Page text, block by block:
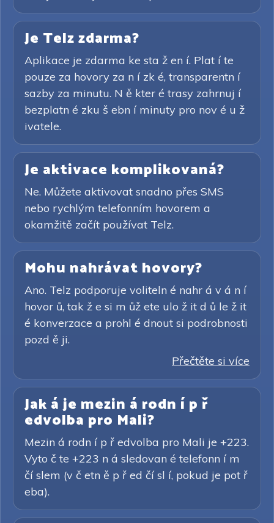
Je Telz zdarma?
Aplikace je zdarma ke sta ž en í. Plat í te
pouze za hovory za n í zk é, transparentn í
sazby za minutu. N ě kter é trasy zahrnuj í
bezplatn é zku š ebn í minuty pro nov é u ž
ivatele.
Je aktivace komplikovaná?
Ne. Můžete aktivovat snadno přes SMS
nebo rychlým telefonním hovorem a
okamžitě začít používat Telz.
Mohu nahrávat hovory?
Ano. Telz podporuje voliteln é nahr á v á n í
hovor ů, tak ž e si m ůž ete ulo ž it d ů le ž it
é konverzace a prohl é dnout si podrobnosti
pozd ě ji.
Přečtěte si více
Jak á je mezin á rodn í p ř
edvolba pro Mali?
Mezin á rodn í p ř edvolba pro Mali je +223.
Vyto č te +223 n á sledovan é telefonn í m
čí slem (v č etn ě p ř ed čí sl í, pokud je pot ř
eba).